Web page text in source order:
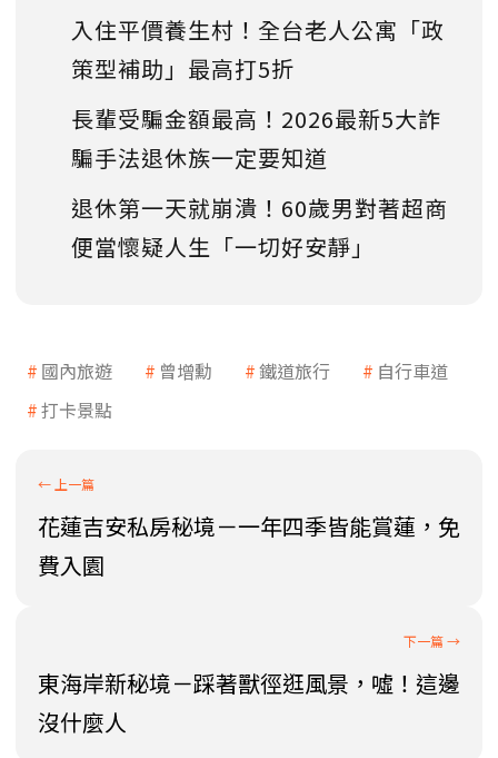
入住平價養生村！全台老人公寓「政
策型補助」最高打5折
長輩受騙金額最高！2026最新5大詐
騙手法退休族一定要知道
退休第一天就崩潰！60歲男對著超商
便當懷疑人生「一切好安靜」
國內旅遊 曾增勳 鐵道旅行
自行車道
打卡景點
花蓮吉安私房秘境－一年四季皆能賞蓮，免
費入園
東海岸新秘境－踩著獸徑逛風景，噓！這邊
沒什麼人